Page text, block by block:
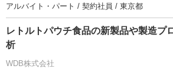
アルバイト・パート / 契約社員 / 東京都
レトルトパウチ食品の新製品や製造プ
析
WDB株式会社